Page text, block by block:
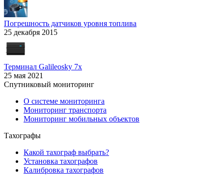
Погрешность датчиков уровня топлива
25 декабря 2015
Терминал Galileosky 7x
25 мая 2021
Спутниковый мониторинг
О системе мониторинга
Мониторинг транспорта
Мониторинг мобильных объектов
Тахографы
Какой тахограф выбрать?
Установка тахографов
Калибровка тахографов